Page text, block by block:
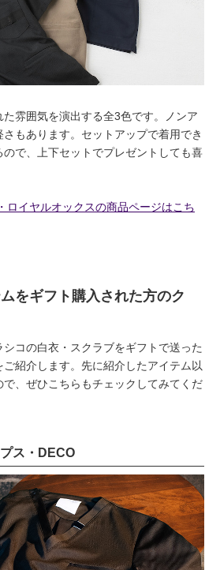
雰囲気を演出する全3色です。ノンア
もあります。セットアップで着用でき
で、上下セットでプレゼントしても喜
ロイヤルオックスの商品ページはこち
をギフト購入された方のク
コの白衣・スクラブをギフトで送った
紹介します。先に紹介したアイテム以
、ぜひこちらもチェックしてみてくだ
ス・DECO